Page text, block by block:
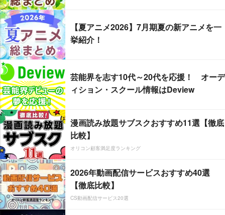
【夏アニメ2026】7月期夏の新アニメを一
挙紹介！
芸能界を志す10代～20代を応援！ オーデ
ィション・スクール情報はDeview
漫画読み放題サブスクおすすめ11選【徹底
比較】
オリコン顧客満足度ランキング
2026年動画配信サービスおすすめ40選
【徹底比較】
CS動画配信サービス20選